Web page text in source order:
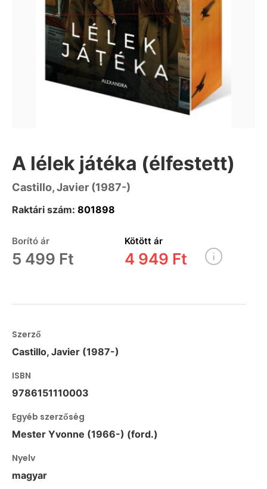
A lélek játéka (élfestett)
Castillo, Javier (1987-)
Raktári szám: 801898
Borító ár
5 499 Ft
Kötött ár
4 949 Ft
Szerző
Castillo, Javier (1987-)
ISBN
9786151110003
Egyéb szerzőség
Mester Yvonne (1966-) (ford.)
Nyelv
magyar